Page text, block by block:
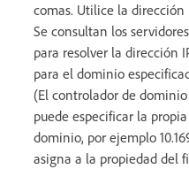
comas. Utilice la
Se consultan los
para resolver la dirección
para el dominio
(El controlador de
puede especificar la
dominio, por ejemplo
asigna a la propiedad del